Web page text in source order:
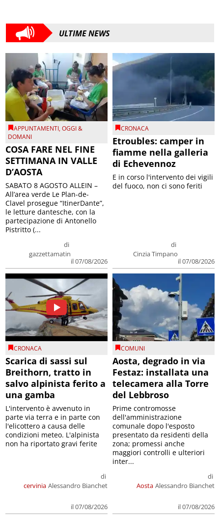
ULTIME NEWS
APPUNTAMENTI,OGGI &
DOMANI
COSA FARE NEL FINE
SETTIMANA IN VALLE
D’AOSTA
di
gazzettamatin
il 07/08/2026
SABATO 8 AGOSTO ALLEIN –
All’area verde Le Plan-de-
Clavel prosegue “ItinerDante”,
le letture dantesche, con la
partecipazione di Antonello
Pistritto (...
CRONACA
Etroubles: camper in
fiamme nella galleria
di Echevennoz
di
Cinzia Timpano
il 07/08/2026
E in corso l'intervento dei vigili
del fuoco, non ci sono feriti
CRONACA
Scarica di sassi sul
Breithorn, tratto in
salvo alpinista ferito a
una gamba
cervinia
di
Alessandro Bianchet
il 07/08/2026
L'intervento è avvenuto in
parte via terra e in parte con
l'elicottero a causa delle
condizioni meteo. L'alpinista
non ha riportato gravi ferite
COMUNI
Aosta, degrado in via
Festaz: installata una
telecamera alla Torre
del Lebbroso
Aosta
di
Alessandro Bianchet
il 07/08/2026
Prime contromosse
dell'amministrazione
comunale dopo l'esposto
presentato da residenti della
zona; promessi anche
maggiori controlli e ulteriori
inter...